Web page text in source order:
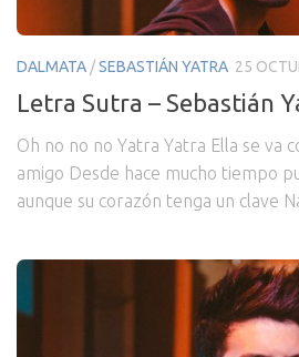
DALMATA /SEBASTIÁN YATRA 25
Letra Sutra – Sebastián
Oh no no no Yatra Yatra Ella se va
amigo Desde hace mucho tiempo
aunque su corazón tenga un clave